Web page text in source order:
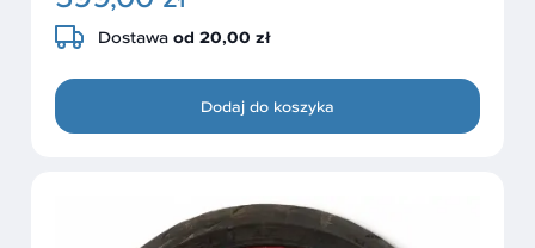
Dostawa od 20,00 zł
Dodaj do koszyka